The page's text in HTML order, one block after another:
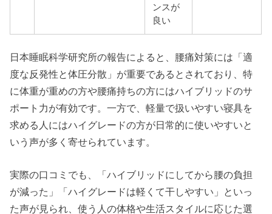
ンスが
良い
日本睡眠科学研究所の報告によると、腰痛対策には「適
度な反発性と体圧分散」が重要であるとされており、特
に体重が重めの方や腰痛持ちの方にはハイブリッドのサ
ポート力が有効です。一方で、軽量で扱いやすい寝具を
求める人にはハイグレードの方が日常的に使いやすいと
いう声が多く寄せられています。
実際の口コミでも、「ハイブリッドにしてから腰の負担
が減った」「ハイグレードは軽くて干しやすい」といっ
た声が見られ、使う人の体格や生活スタイルに応じた選